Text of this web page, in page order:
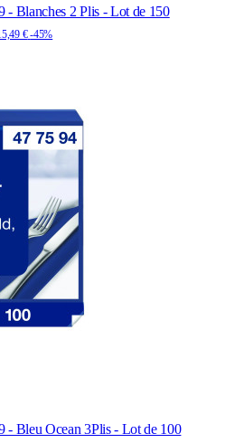
- Blanches 2 Plis - Lot de 150
€-45%
- Bleu Ocean 3Plis - Lot de 100